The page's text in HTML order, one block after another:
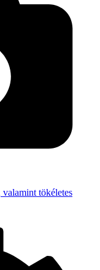
valamint tökéletes